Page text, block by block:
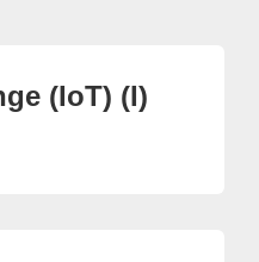
(IoT) (I)